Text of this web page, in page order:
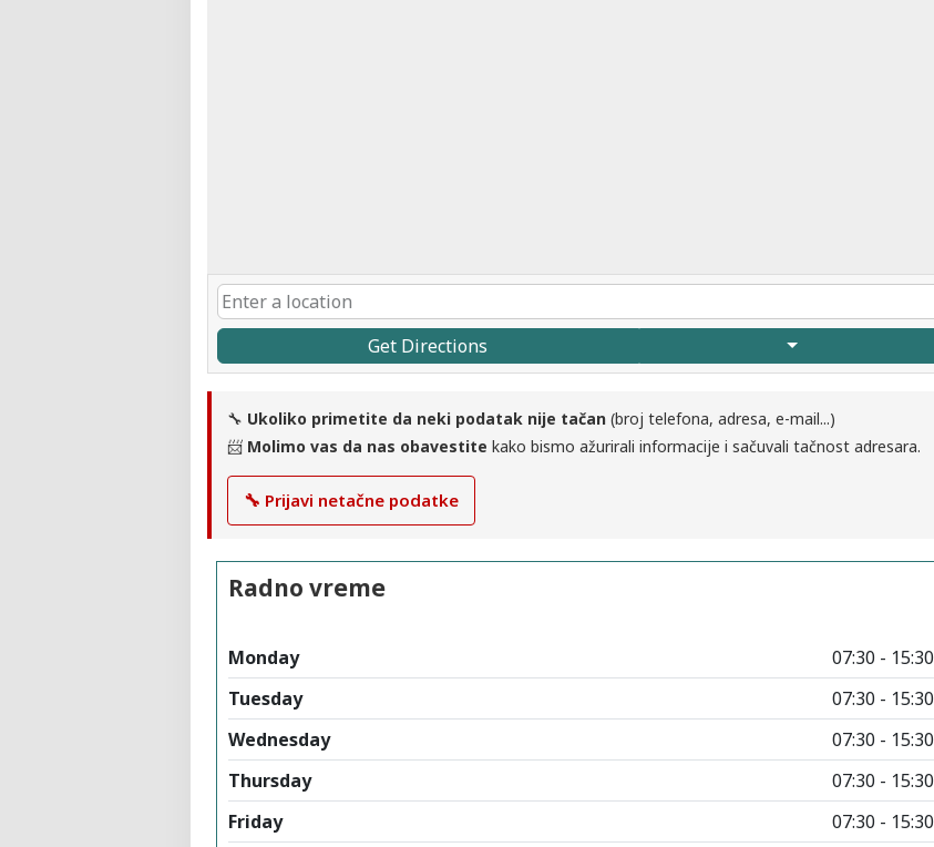
Get Directions
🔧 Ukoliko primetite da neki podatak nije tačan (broj telefona, adresa, e-mail...)
📨 Molimo vas da nas obavestite kako bismo ažurirali informacije i sačuvali tačnost adresara.
🔧 Prijavi netačne podatke
Radno vreme
Monday
07:30 - 15:30
Tuesday
07:30 - 15:30
Wednesday
07:30 - 15:30
Thursday
07:30 - 15:30
Friday
07:30 - 15:30